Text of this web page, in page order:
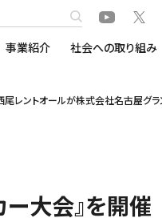
事業紹介 社会への取り組み
レントオールが株式会社名古屋グラ
ー大会』を開催